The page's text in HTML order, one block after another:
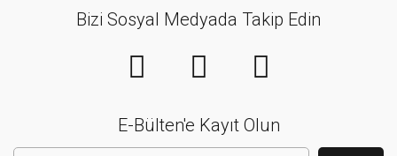
Bizi Sosyal Medyada Takip Edin
E-Bülten'e Kayıt Olun